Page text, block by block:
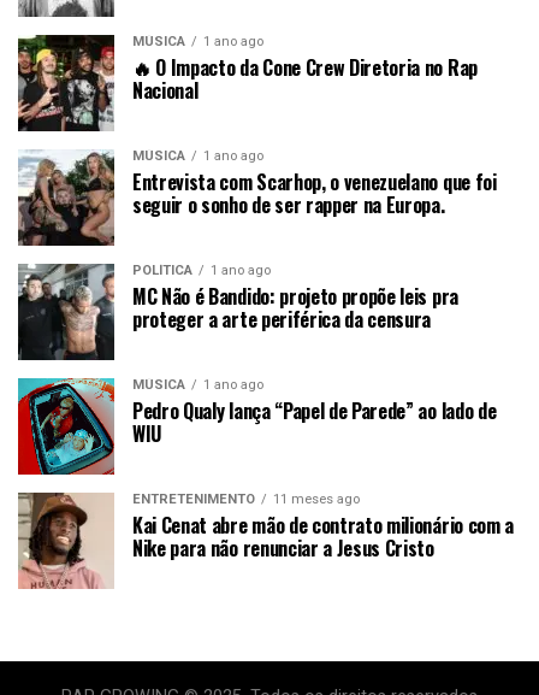
MÚSICA 1 ano ago
🔥 O Impacto da Cone Crew Diretoria no Rap
Nacional
MÚSICA 1 ano ago
Entrevista com Scarhop, o venezuelano que foi
seguir o sonho de ser rapper na Europa.
POLÍTICA 1 ano ago
MC Não é Bandido: projeto propõe leis pra
proteger a arte periférica da censura
MÚSICA 1 ano ago
Pedro Qualy lança “Papel de Parede” ao lado de
WIU
ENTRETENIMENTO 11 meses ago
Kai Cenat abre mão de contrato milionário com a
Nike para não renunciar a Jesus Cristo